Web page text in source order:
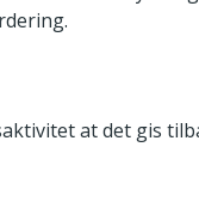
at det gis